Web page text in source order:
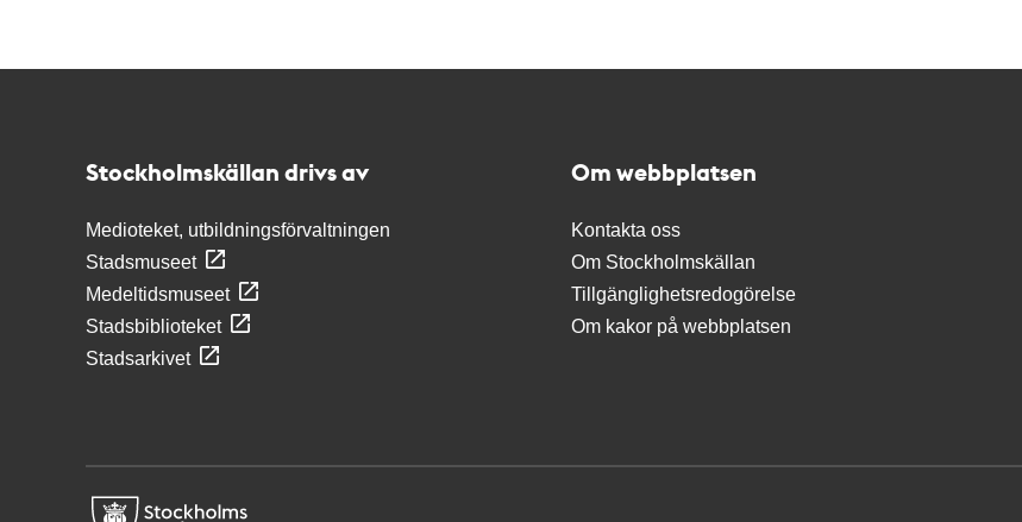
Stockholmskällan drivs av
Medioteket, utbildningsförvaltningen
Stadsmuseet
Medeltidsmuseet
Stadsbiblioteket
Stadsarkivet
Om webbplatsen
Kontakta oss
Om Stockholmskällan
Tillgänglighetsredogörelse
Om kakor på webbplatsen